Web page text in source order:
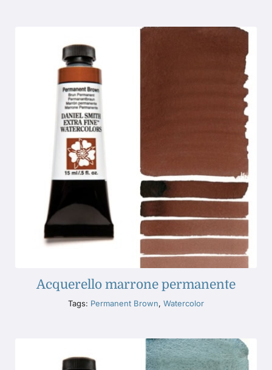
Acquerello marrone permanente
Tags: Permanent Brown, Watercolor